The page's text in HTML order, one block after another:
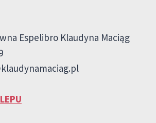
Espelibro Klaudyna Maciąg